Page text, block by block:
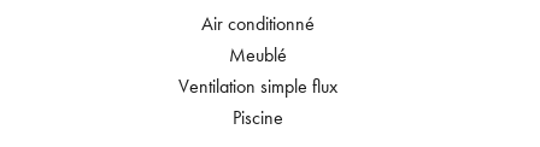
Air conditionné
Meublé
Ventilation simple flux
Piscine